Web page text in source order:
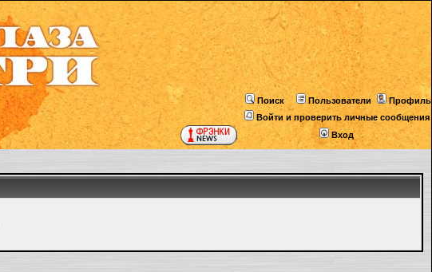
Поиск Пользователи
Профиль
Войти и проверить личные сообщения
Вход